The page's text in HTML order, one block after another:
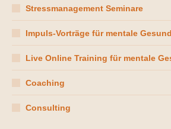
Stressmanagement Seminare
Impuls-Vorträge für mentale
Live Online Training für mentale
Coaching
Consulting